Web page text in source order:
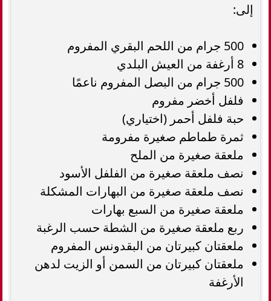
إلى:
500 جرام من اللحم البقري المفروم
8 أرغفة من العيش البلدي
500 جرام من البصل المفروم ناعمًا
فلفل أخضر مفروم
حبة فلفل أحمر (اختياري)
ثمرة طماطم صغيرة مفرومة
ملعقة صغيرة من الملح
نصف ملعقة صغيرة من الفلفل الأسود
نصف ملعقة صغيرة من البهارات المشكلة
ملعقة صغيرة من السبع بهارات
ربع ملعقة صغيرة من الشطة حسب الرغبة
ملعقتان كبيرتان من البقدونس المفروم
ملعقتان كبيرتان من السمن أو الزيت لدهن
الأرغفة